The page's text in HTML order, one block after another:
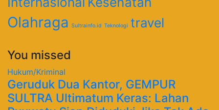
Olahraga Sultrainfo.id Teknologi travel
You missed
Hukum/Kriminal
Geruduk Dua Kantor, GEMPUR
SULTRA Ultimatum Keras: Lahan